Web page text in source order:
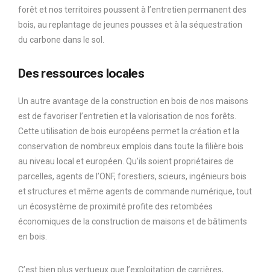
forêt et nos territoires poussent à l’entretien permanent des
bois, au replantage de jeunes pousses et à la séquestration
du carbone dans le sol.
Des ressources locales
Un autre avantage de la construction en bois de nos maisons
est de favoriser l’entretien et la valorisation de nos forêts.
Cette utilisation de bois européens permet la création et la
conservation de nombreux emplois dans toute la filière bois
au niveau local et européen. Qu’ils soient propriétaires de
parcelles, agents de l’ONF, forestiers, scieurs, ingénieurs bois
et structures et même agents de commande numérique, tout
un écosystème de proximité profite des retombées
économiques de la construction de maisons et de bâtiments
en bois.
C’est bien plus vertueux que l’exploitation de carrières,